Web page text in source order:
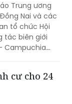
Trung ương
Nai và các
tổ chức Hội
tác biên giới
Campuchia
cư cho 24